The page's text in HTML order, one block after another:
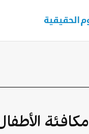
مكافئة